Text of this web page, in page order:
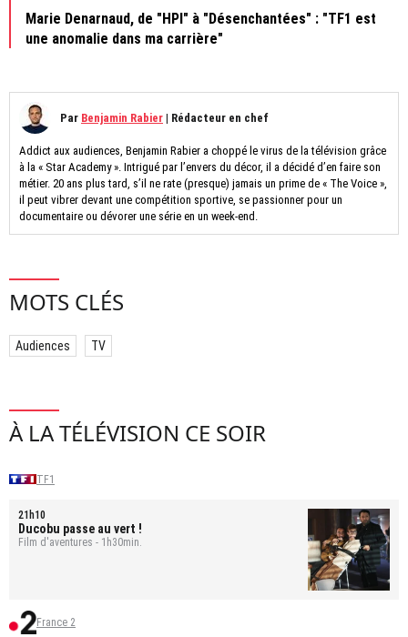
Marie Denarnaud, de "HPI" à "Désenchantées" : "TF1 est
une anomalie dans ma carrière"
Par Benjamin Rabier | Rédacteur en chef
Addict aux audiences, Benjamin Rabier a choppé le virus de la télévision grâce
à la « Star Academy ». Intrigué par l’envers du décor, il a décidé d’en faire son
métier. 20 ans plus tard, s’il ne rate (presque) jamais un prime de « The Voice »,
il peut vibrer devant une compétition sportive, se passionner pour un
documentaire ou dévorer une série en un week-end.
MOTS CLÉS
Audiences TV
À LA TÉLÉVISION CE SOIR
TF1
21h10
Ducobu passe au vert !
Film d'aventures - 1h30min.
France 2